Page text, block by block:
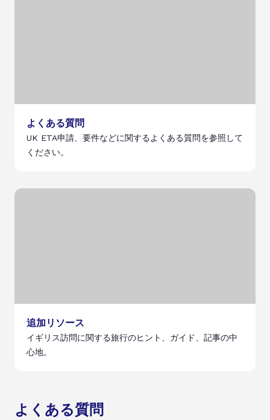
よくある質問
UK ETA申請、要件などに関するよくある質問を参照して
ください。
追加リソース
イギリス訪問に関する旅行のヒント、ガイド、記事の中
心地。
よくある質問